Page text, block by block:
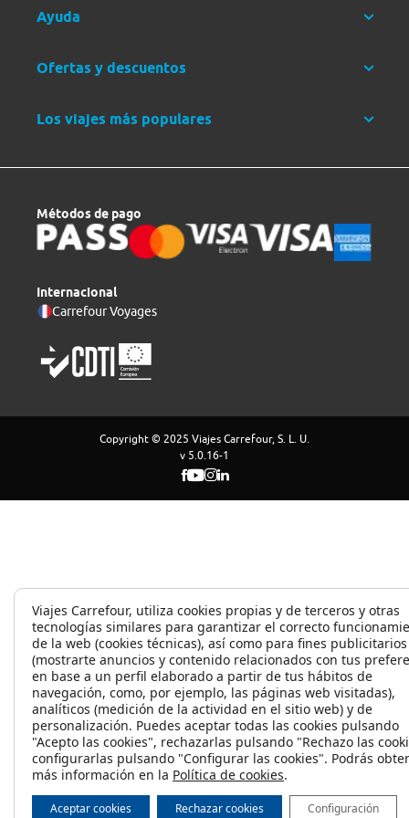
Ayuda
Ofertas y descuentos
Los viajes más populares
Métodos de pago
Internacional
Carrefour Voyages
Copyright © 2025 Viajes Carrefour, S. L. U.
v 5.0.16-1
Viajes Carrefour, utiliza cookies propias y de terceros y otras
tecnologías similares para garantizar el correcto
de la web (cookies técnicas), así como para fines publicitarios
(mostrarte anuncios y contenido relacionados con tus
en base a un perfil elaborado a partir de tus hábitos de
navegación, como, por ejemplo, las páginas web visitadas),
analíticos (medición de la actividad en el sitio web) y de
personalización. Puedes aceptar todas las cookies pulsando
"Acepto las cookies", rechazarlas pulsando "Rechazo las
configurarlas pulsando "Configurar las cookies". Podrás
más información en la Política de cookies.
Aceptar cookies Rechazar cookies Configuración